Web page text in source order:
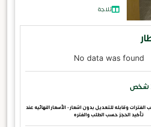
ثلاجة
No data was found
وقابله للتعديل بدون اشعار - الأسعار النهائيه عند
تأكيد الحجز حسب الطلب والفتره